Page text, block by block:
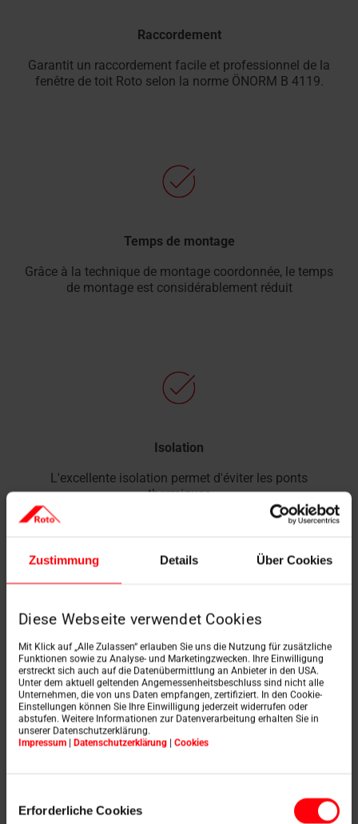
Zustimmung Details Über Cookies
Diese Webseite verwendet Cookies
Mit Klick auf „Alle Zulassen“ erlauben Sie uns die Nutzung für zusätzliche
Funktionen sowie zu Analyse- und Marketingzwecken. Ihre Einwilligung
erstreckt sich auch auf die Datenübermittlung an Anbieter in den USA.
Unter dem aktuell geltenden Angemessenheitsbeschluss sind nicht alle
Unternehmen, die von uns Daten empfangen, zertifiziert. In den Cookie-
Einstellungen können Sie Ihre Einwilligung jederzeit widerrufen oder
abstufen. Weitere Informationen zur Datenverarbeitung erhalten Sie in
unserer Datenschutzerklärung.
Impressum | Datenschutzerklärung | Cookies
Erforderliche Cookies
Raccordement
Garantit un raccordement facile et professionnel de la
fenêtre de toit Roto selon la norme ÖNORM B 4119.
Temps de montage
Grâce à la technique de montage coordonnée, le temps
de montage est considérablement réduit
Isolation
L'excellente isolation permet d'éviter les ponts
thermiques
Protection contre la pluie
protection contre l'humidité au moyen d'une bande
d'étanchéité